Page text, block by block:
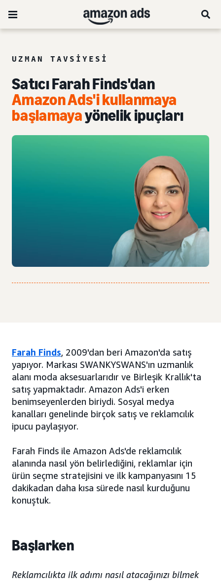
UZMAN TAVSIYESI
Satıcı Farah Finds'dan
Amazon Ads'i kullanmaya
başlamayayönelik ipuçları
Farah Finds, 2009'dan beri Amazon'da satış
yapıyor. Markası SWANKYSWANS'ın uzmanlık
alanı moda aksesuarlarıdır ve Birleşik Krallık'ta
satış yapmaktadır. Amazon Ads'i erken
benimseyenlerden biriydi. Sosyal medya
kanalları genelinde birçok satış ve reklamcılık
ipucu paylaşıyor.
Farah Finds ile Amazon Ads'de reklamcılık
alanında nasıl yön belirlediğini, reklamlar için
ürün seçme stratejisini ve ilk kampanyasını 15
dakikadan daha kısa sürede nasıl kurduğunu
konuştuk.
Başlarken
Reklamcılıkta ilk adımı nasıl atacağınızı bilmek